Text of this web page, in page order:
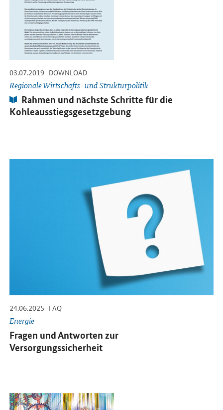
03.07.2019 -
DOWNLOAD-
Regionale Wirtschafts- und Strukturpolitik
Publikation:
Rahmen und nächste Schritte für die
Kohleausstiegsgesetzgebung
24.06.2025 -
FAQ-
Energie
Fragen und Antworten zur
Versorgungssicherheit
Öffnet PDF "Kommission „Wachstum, Strukturwandel und